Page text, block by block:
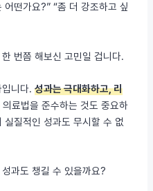
떤가요?” “좀 더 강조하고 싶
번쯤 해보신 고민일 겁니다.
니다. 성과는 극대화하고, 리
의료법을 준수하는 것도 중요하
질적인 성과도 무시할 수 없
과도 챙길 수 있을까요?